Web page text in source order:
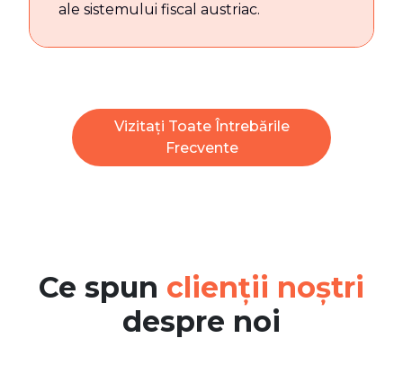
ale sistemului fiscal austriac.
Vizitați Toate Întrebările
Frecvente
Ce spun clienții noștri
despre noi